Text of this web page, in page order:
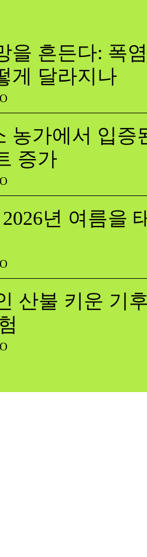
을 흔든다: 폭
게 달라지나
농가에서 입증
증가
년 여름을
산불 키운 기